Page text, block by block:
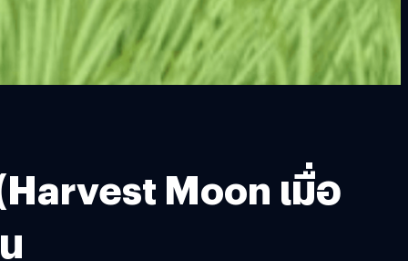
Moon เมื่อ